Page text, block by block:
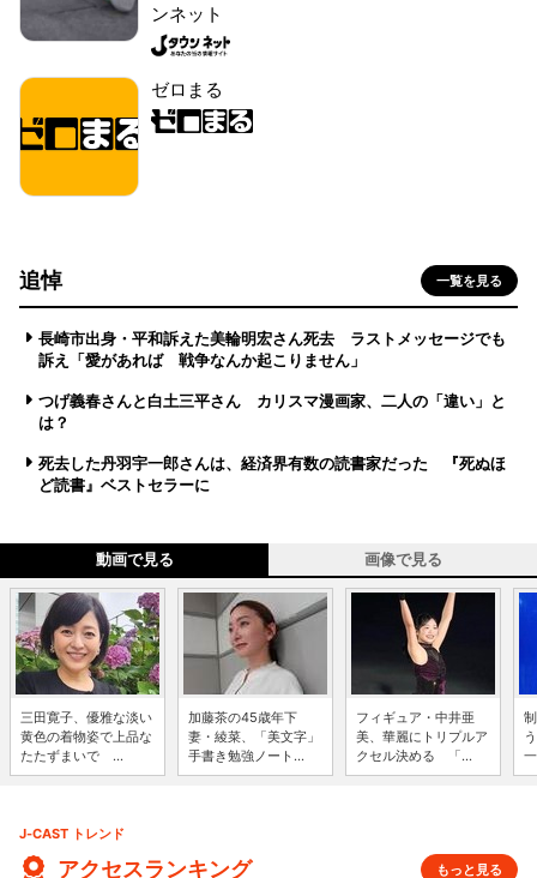
ンネット
ゼロまる
追悼 一覧を見る
長崎市出身・平和訴えた美輪明宏さん死去 ラストメッセージでも
訴え「愛があれば 戦争なんか起こりません」
つげ義春さんと白土三平さん カリスマ漫画家、二人の「違い」と
は？
死去した丹羽宇一郎さんは、経済界有数の読書家だった 『死ぬほ
ど読書』ベストセラーに
動画で見る 画像で見る
三田寛子、優雅な淡い
黄色の着物姿で上品な
たたずまいで ...
加藤茶の45歳年下
妻・綾菜、「美文字」
手書き勉強ノート...
フィギュア・中井亜
美、華麗にトリプルア
クセル決める 「...
J-CAST トレンド
アクセスランキング もっと見る